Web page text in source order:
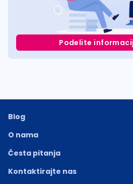
Podelite
Blog
O nama
Česta pitanja
Kontaktirajte nas